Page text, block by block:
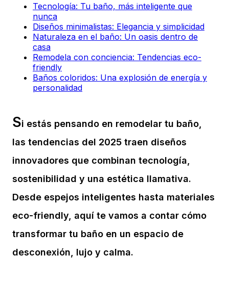
Si estás pensando en remodelar tu baño,
las tendencias del 2025 traen diseños
innovadores que combinan tecnología,
sostenibilidad y una estética llamativa.
Desde espejos inteligentes hasta materiales
eco-friendly, aquí te vamos a contar cómo
transformar tu baño en un espacio de
desconexión, lujo y calma.
Tecnología: Tu baño, más inteligente que
nunca
Diseños minimalistas: Elegancia y simplicidad
Naturaleza en el baño: Un oasis dentro de
casa
Remodela con conciencia: Tendencias eco-
friendly
Baños coloridos: Una explosión de energía y
personalidad